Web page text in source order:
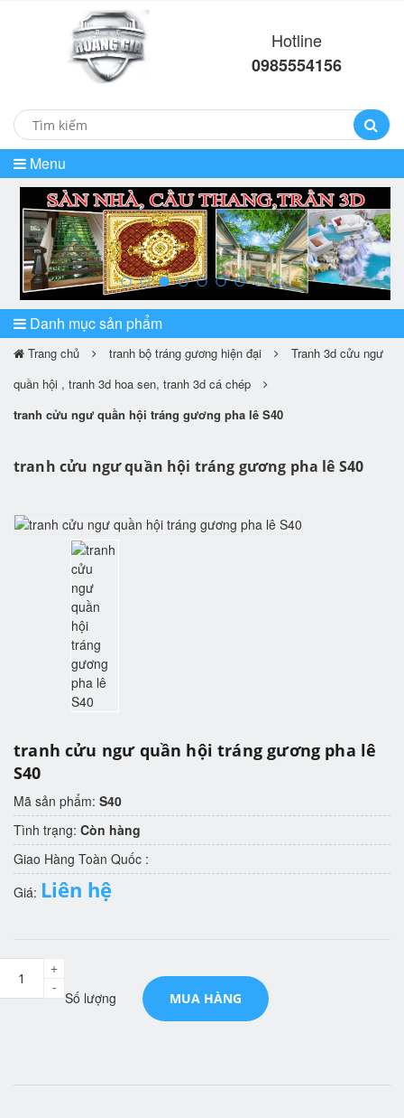
Hotline
0985554156
Menu
prev
Danh mục sản phẩm
Trang chủ tranh bộ tráng gương hiện đại
Tranh 3d cửu ngư
quần hội , tranh 3d hoa sen, tranh 3d cá chép
tranh cửu ngư quần hội tráng gương pha lê S40
tranh cửu ngư quần hội tráng gương pha lê S40
tranh cửu ngư quần hội tráng gương pha lê
S40
Mã sản phẩm: S40
Tình trạng: Còn hàng
Giao Hàng Toàn Quốc :
Giá: Liên hệ
Số lượng
-
+
MUA HÀNG